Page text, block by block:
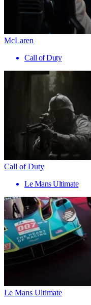
McLaren
Call of Duty
Call of Duty
Le Mans Ultimate
Le Mans Ultimate